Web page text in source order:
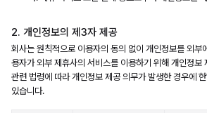
2. 개인정보의 제3자 제공
회사는 원칙적으로 이용자의 동의 없이 개인정보를 외부
용자가 외부 제휴사의 서비스를 이용하기 위해 개인정보
관련 법령에 따라 개인정보 제공 의무가 발생한 경우에
있습니다.